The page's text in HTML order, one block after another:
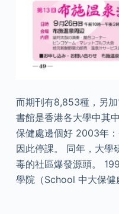
而期刊有8,853種，另
書館是香港各大學中其
保健處邊個好 2003年
因此停課。 同年，大學
毒的社區爆發源頭。
學院（School 中大保